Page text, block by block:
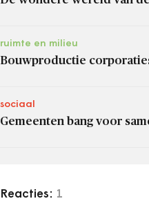
ruimte en milieu
Bouwproductie
sociaal
Gemeenten bang voor
Reacties: 1